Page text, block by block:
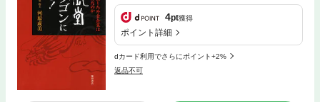
4pt獲得
ポイント詳細
dカード利用でさらにポイント+2%
返品不可